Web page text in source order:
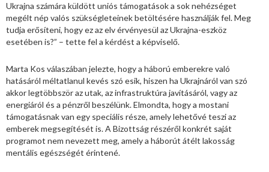
Ukrajna számára küldött uniós támogatások a sok nehézséget
megélt nép valós szükségleteinek betöltésére használják fel. Meg
tudja erősíteni, hogy ez az elv érvényesül az Ukrajna-eszköz
esetében is?” – tette fel a kérdést a képviselő.
Marta Kos válaszában jelezte, hogy a háború emberekre való
hatásáról méltatlanul kevés szó esik, hiszen ha Ukrajnáról van szó
akkor legtöbbször az utak, az infrastruktúra javításáról, vagy az
energiáról és a pénzről beszélünk. Elmondta, hogy a mostani
támogatásnak van egy speciális része, amely lehetővé teszi az
emberek megsegítését is. A Bizottság részéről konkrét saját
programot nem nevezett meg, amely a háborút átélt lakosság
mentális egészségét érintené.